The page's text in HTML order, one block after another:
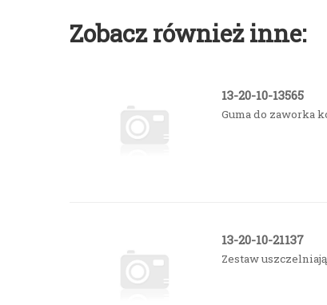
Zobacz również inne:
13-20-10-13565
Guma do zaworka
13-20-10-21137
Zestaw